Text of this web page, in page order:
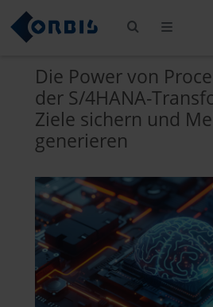
Die Power von
der S/4HANA-
Ziele sichern und
generieren